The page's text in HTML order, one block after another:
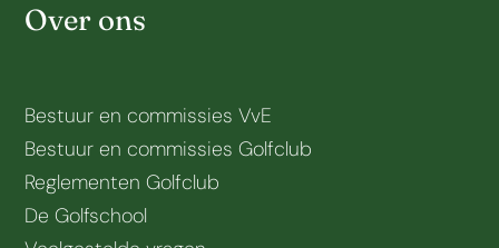
Over ons
Bestuur en commissies VvE
Bestuur en commissies Golfclub
Reglementen Golfclub
De Golfschool